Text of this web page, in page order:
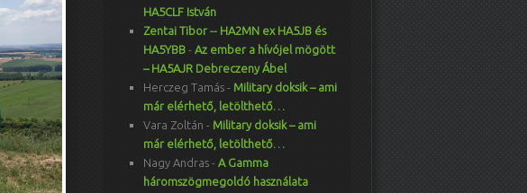
HA5CLF István
Zentai Tibor -- HA2MN ex HA5JB és
HA5YBB - Az ember a hívójel mögött
– HA5AJR Debreczeny Ábel
Herczeg Tamás - Military doksik – ami
már elérhető, letölthető…
Vara Zoltán - Military doksik – ami
már elérhető, letölthető…
Nagy Andras - A Gamma
háromszögmegoldó használata